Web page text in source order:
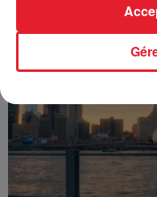
Franglish & Keblack